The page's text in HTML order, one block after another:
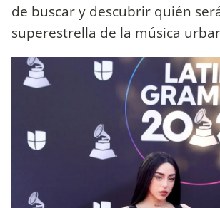
de buscar y descubrir quién
superestrella de la música